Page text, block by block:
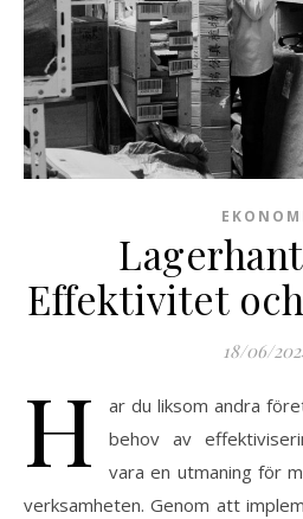
Effektivitet
18/06/
H
ar du liksom andra
behov av
vara en utmaning för
verksamheten. Genom att